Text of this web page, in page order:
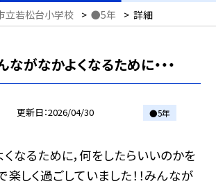
立若松台小学校 > ●5年 > 詳細
がなかよくなるために・・・
更新日 2026/04/30 ●5年
なるために，何をしたらいいのかを
楽しく過ごしていました！！みんなが